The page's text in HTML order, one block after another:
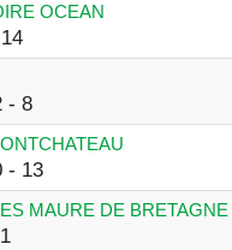
OCEAN
- 8
- 13
MAURE DE BRETAGNE